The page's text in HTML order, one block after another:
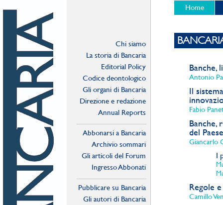
Chi siamo
La storia di Bancaria
Editorial Policy
Codice deontologico
Gli organi di Bancaria
Direzione e redazione
Annual Reports
Abbonarsi a Bancaria
Archivio sommari
Gli articoli del Forum
Ingresso Abbonati
Pubblicare su Bancaria
Gli autori di Bancaria
Home
Banche,
Antonio
Il
Fabio
Banche,
del Paese
Giancarlo
I
Regole
Camillo